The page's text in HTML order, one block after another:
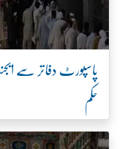
پاسپورٹ دفاتر سے
حکم